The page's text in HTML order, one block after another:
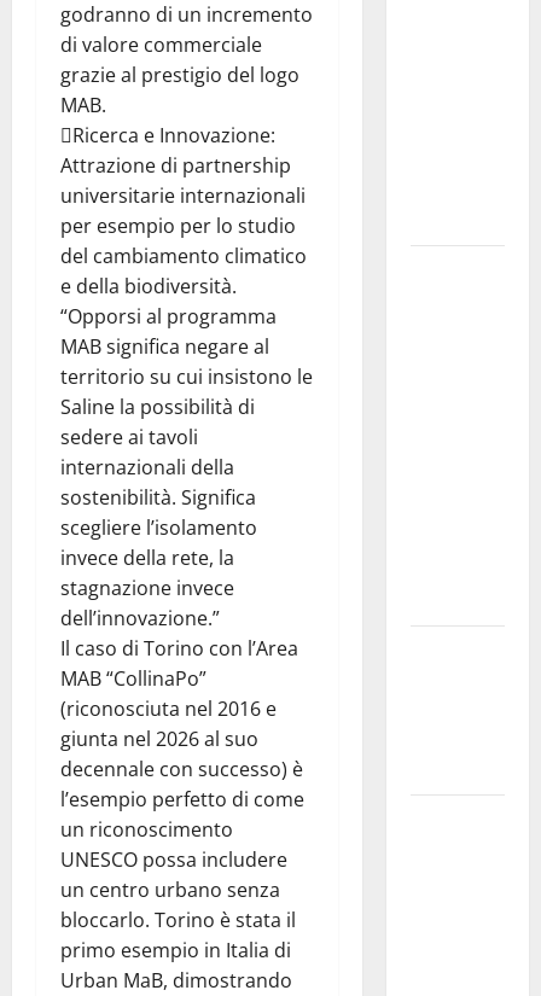
godranno di un incremento
di valore commerciale
grazie al prestigio del logo
MAB.
Ricerca e Innovazione:
Attrazione di partnership
universitarie internazionali
per esempio per lo studio
del cambiamento climatico
e della biodiversità.
“Opporsi al programma
MAB significa negare al
territorio su cui insistono le
Saline la possibilità di
sedere ai tavoli
internazionali della
sostenibilità. Significa
scegliere l’isolamento
invece della rete, la
stagnazione invece
dell’innovazione.”
Il caso di Torino con l’Area
MAB “CollinaPo”
(riconosciuta nel 2016 e
giunta nel 2026 al suo
decennale con successo) è
l’esempio perfetto di come
un riconoscimento
UNESCO possa includere
un centro urbano senza
bloccarlo. Torino è stata il
primo esempio in Italia di
Urban MaB, dimostrando